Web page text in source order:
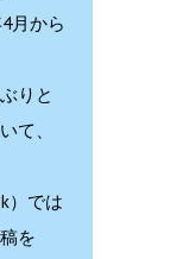
月から
りと
て、
）では
を